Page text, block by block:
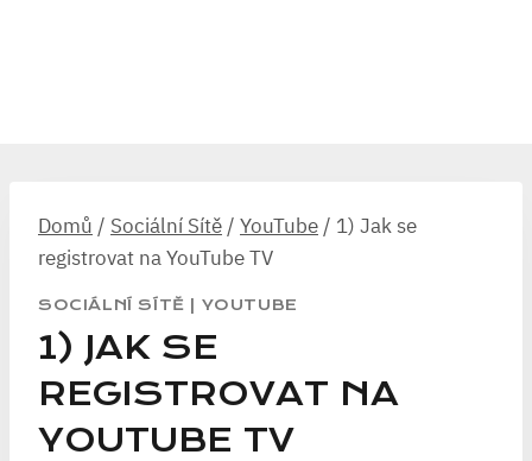
Domů / Sociální Sítě / YouTube / 1) Jak se
registrovat na YouTube TV
SOCIÁLNÍ SÍTĚ YOUTUBE
1) JAK SE
REGISTROVAT NA
YOUTUBE TV